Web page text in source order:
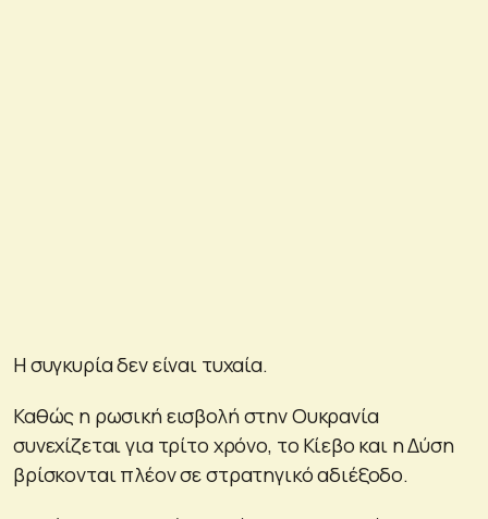
Η συγκυρία δεν είναι τυχαία.
Καθώς η ρωσική εισβολή στην Ουκρανία
συνεχίζεται για τρίτο χρόνο, το Κίεβο και η Δύση
βρίσκονται πλέον σε στρατηγικό αδιέξοδο.